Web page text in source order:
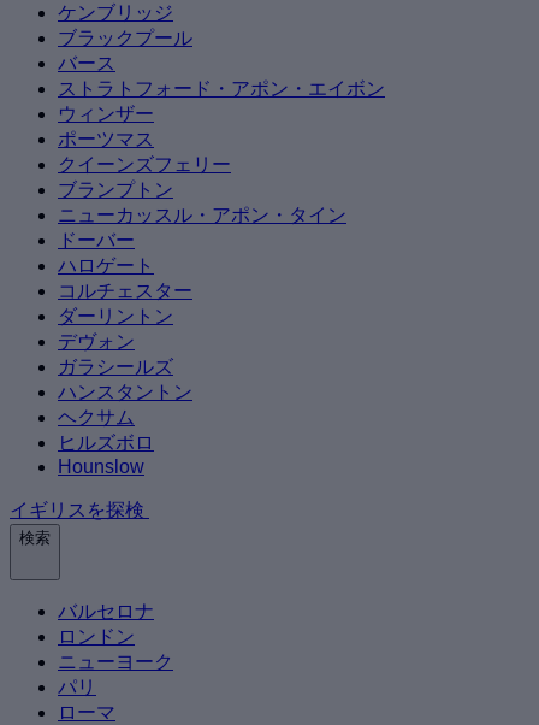
ケンブリッジ
ブラックプール
バース
ストラトフォード・アポン・エイボン
ウィンザー
ポーツマス
クイーンズフェリー
ブランプトン
ニューカッスル・アポン・タイン
ドーバー
ハロゲート
コルチェスター
ダーリントン
デヴォン
ガラシールズ
ハンスタントン
ヘクサム
ヒルズボロ
Hounslow
イギリスを探検
検索
バルセロナ
ロンドン
ニューヨーク
パリ
ローマ